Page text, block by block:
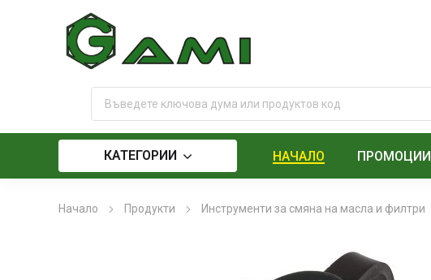
КАТЕГОРИИ НАЧАЛО ПРОМОЦИИ
Начало Продукти Инструменти за смяна на масла и филтри